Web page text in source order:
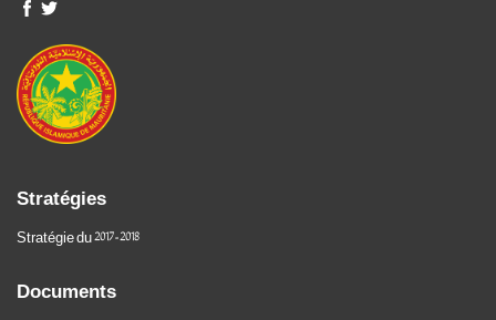
Stratégies
Stratégie du 2017-2018
Documents